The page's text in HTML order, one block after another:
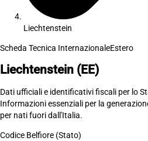
Liechtenstein
Scheda Tecnica InternazionaleEstero
Liechtenstein (EE)
Dati ufficiali e identificativi fiscali per lo
Informazioni essenziali per la
per nati fuori dall'Italia.
Codice Belfiore (Stato)